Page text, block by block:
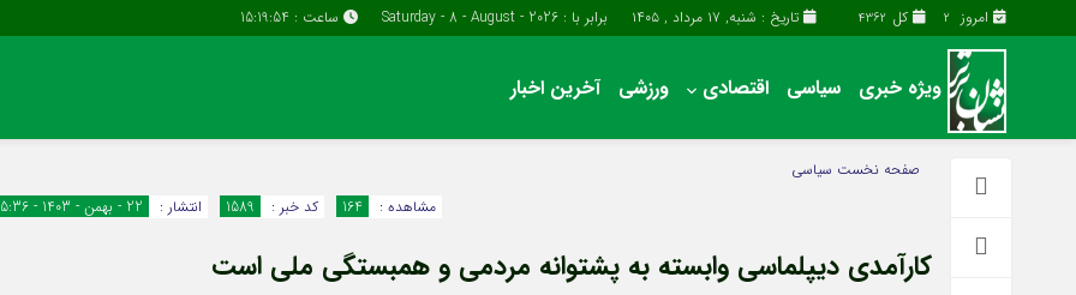
کل 4362 امروز 2 تاریخ : شنبه, ۱۷ مرداد , ۱۴۰۵ برابر با : Saturday - 8 - August - 2026 ساعت : 15:19:55
ویژه خبری سیاسی اقتصادی ورزشی آخرین اخبار
آخرین اخبار
سیاسی
فرهنگی و هنری
حساب مشتری
تماس با ما
سبد خريد
گروه اقتصاد
صفحه نخست سیاسی
انتشار :
22 - بهمن - 1403 - 15:36 کد خبر : 1589 مشاهده : 164
کارآمدی دیپلماسی وابسته به پشتوانه مردمی و همبستگی ملی است